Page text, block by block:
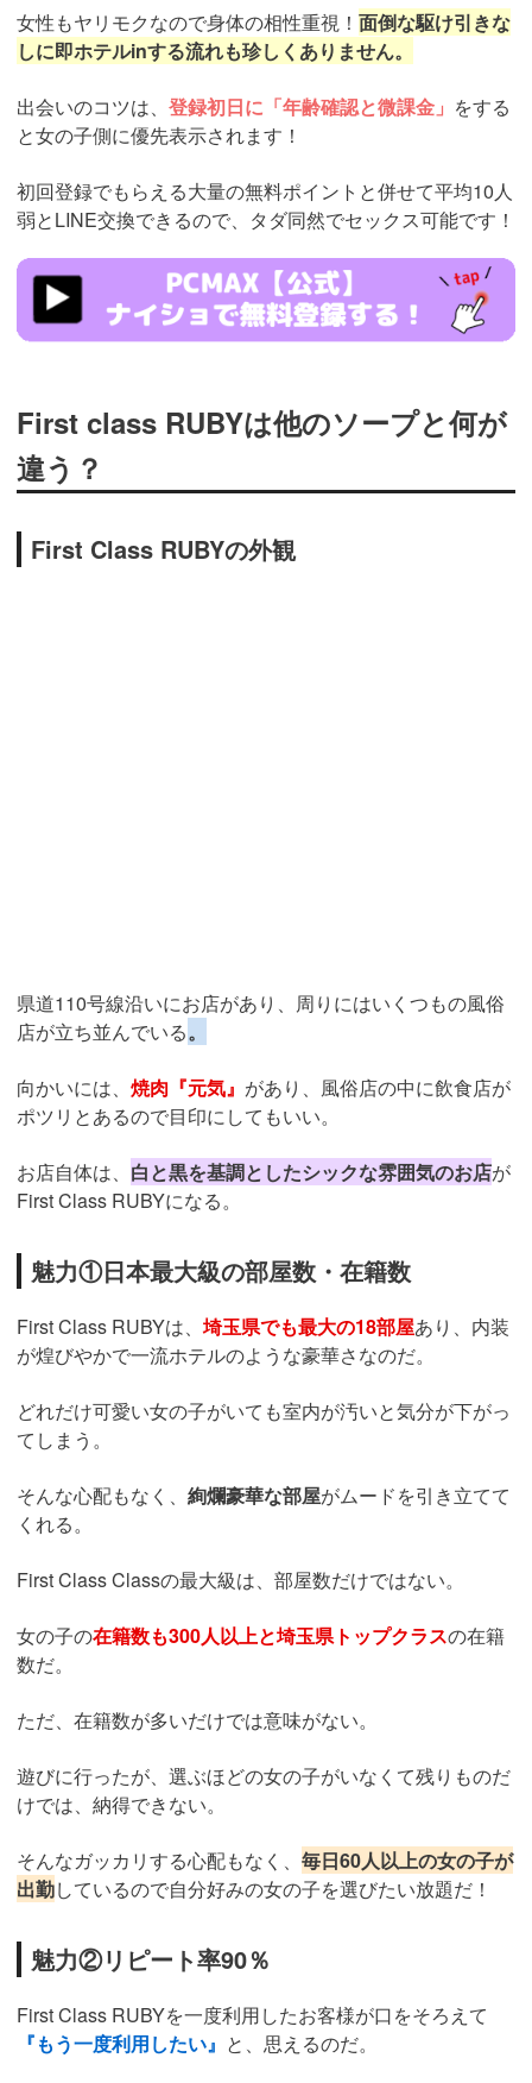
女性もヤリモクなので身体の相性重視！ 面倒な駆け引きな
しに即ホテルinする流れも珍しくありません。
出会いのコツは、 登録初日に「年齢確認と微課金」 をする
と女の子側に優先表示されます！
初回登録でもらえる大量の無料ポイントと併せて平均10人
弱とLINE交換できるので、タダ同然でセックス可能です！
https://pcmax.jp/lp/?
ad_id=rm307152
First class RUBYは他のソープと何が
違う？
First Class RUBYの外観
県道110号線沿いにお店があり、周りにはいくつもの風俗
店が立ち並んでいる。
向かいには、 焼肉『元気』 があり、風俗店の中に飲食店が
ポツリとあるので目印にしてもいい。
お店自体は、 白と黒を基調としたシックな雰囲気のお店が
First Class RUBYになる。
魅力①日本最大級の部屋数・在籍数
First Class RUBYは、 埼玉県でも最大の18部屋あり、内装
が煌びやかで一流ホテルのような豪華さなのだ。
どれだけ可愛い女の子がいても室内が汚いと気分が下がっ
てしまう。
そんな心配もなく、 絢爛豪華な部屋がムードを引き立てて
くれる。
First Class Classの最大級は、部屋数だけではない。
女の子の在籍数も300人以上と埼玉県トップクラスの在籍
数だ。
ただ、在籍数が多いだけでは意味がない。
遊びに行ったが、選ぶほどの女の子がいなくて残りものだ
けでは、納得できない。
そんなガッカリする心配もなく、 毎日60人以上の女の子が
出勤しているので自分好みの女の子を選びたい放題だ！
魅力②リピート率90％
First Class RUBYを一度利用したお客様が口をそろえて
『もう一度利用したい』 と、思えるのだ。